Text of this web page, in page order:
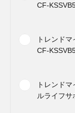
CF-
トレンド
CF-
トレンド
ルライフ